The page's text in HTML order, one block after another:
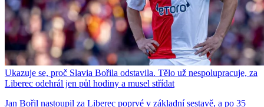
Ukazuje se, proč Slavia Bořila odstavila. Tělo už nespolupracuje, za
Liberec odehrál jen půl hodiny a musel střídat
Jan Bořil nastoupil za Liberec poprvé v základní sestavě, a po 35